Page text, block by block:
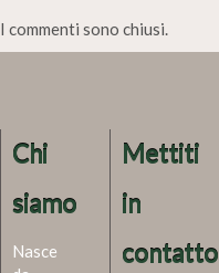
I commenti sono chiusi.
Chi
siamo
Nasce
Mettiti
in
contatto